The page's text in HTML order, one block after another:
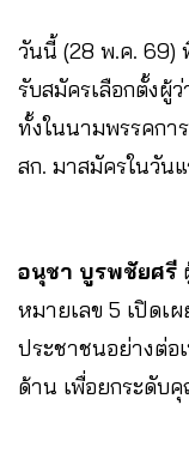
วันนี้ (28 พ.ค. 69)
รับสมัครเลือกตั้งผู้
ทั้งในนามพรรคกา
สก. มาสมัครในวัน
อนุชา บูรพชัยศรี
หมายเลข 5 เปิดเ
ประชาชนอย่างต่อ
ด้าน เพื่อยกระดับ